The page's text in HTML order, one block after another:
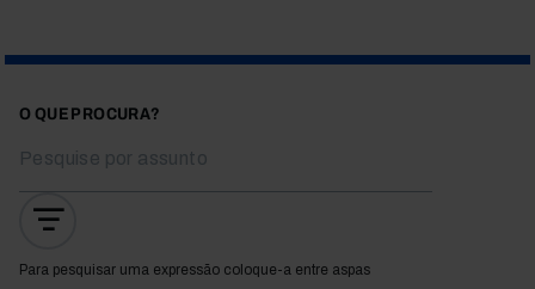
O QUE PROCURA?
Para pesquisar uma expressão coloque-a entre aspas